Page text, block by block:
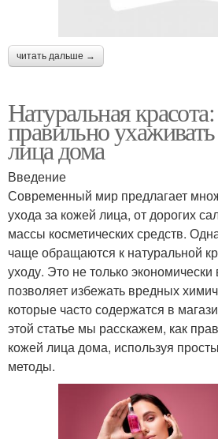
читать дальше →
Натуральная
правильно
лица дома
Введение
Современный мир предлагает
ухода за кожей лица, от дорогих
массы косметических средств.
чаще обращаются к натуральной
уходу. Это не только
позволяет избежать вредных
которые часто содержатся в
этой статье мы расскажем, как
кожей лица дома, используя
методы.